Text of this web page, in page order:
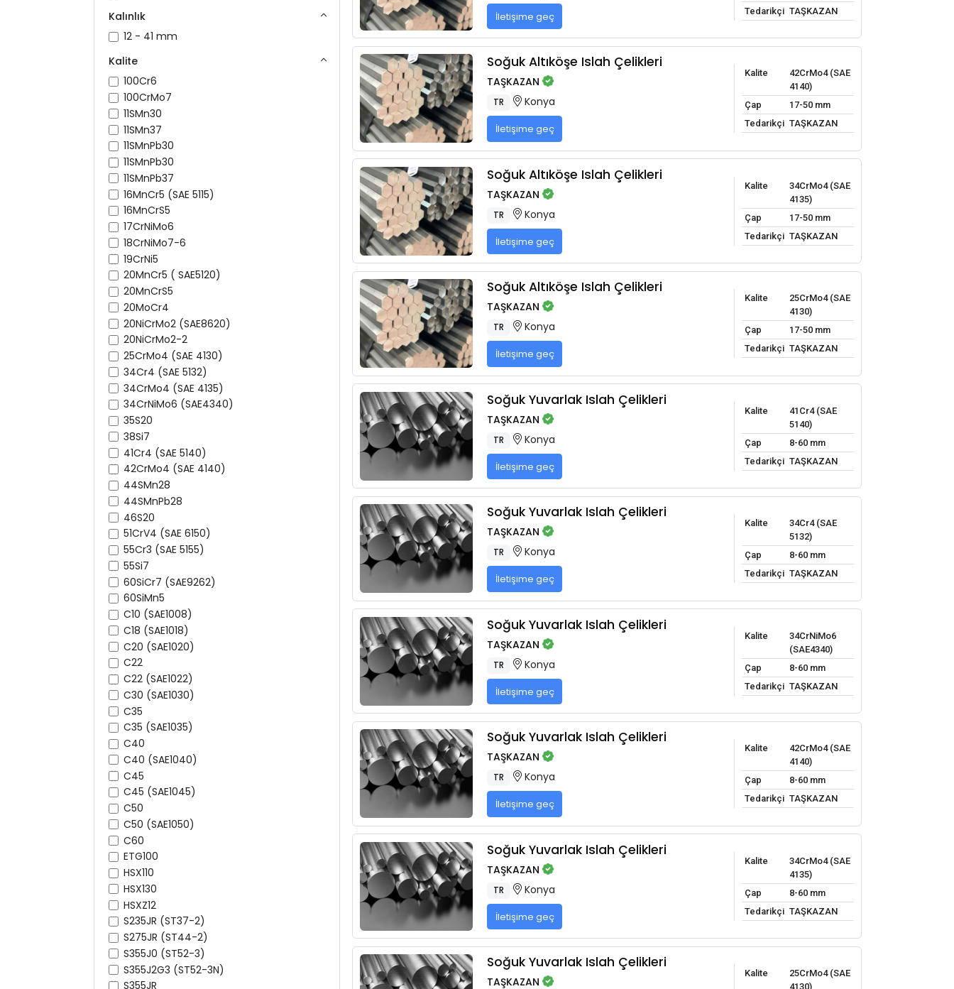
Kalınlık
12 - 41 mm
Kalite
100Cr6
100CrMo7
11SMn30
11SMn37
11SMnPb30
11SMnPb30
11SMnPb37
16MnCr5 (SAE 5115)
16MnCrS5
17CrNiMo6
18CrNiMo7-6
19CrNi5
20MnCr5 ( SAE5120)
20MnCrS5
20MoCr4
20NiCrMo2 (SAE8620)
20NiCrMo2-2
25CrMo4 (SAE 4130)
34Cr4 (SAE 5132)
34CrMo4 (SAE 4135)
34CrNiMo6 (SAE4340)
35S20
38Si7
41Cr4 (SAE 5140)
42CrMo4 (SAE 4140)
44SMn28
44SMnPb28
46S20
51CrV4 (SAE 6150)
55Cr3 (SAE 5155)
55Si7
60SiCr7 (SAE9262)
60SiMn5
C10 (SAE1008)
C18 (SAE1018)
C20 (SAE1020)
C22
C22 (SAE1022)
C30 (SAE1030)
C35
C35 (SAE1035)
C40
C40 (SAE1040)
C45
C45 (SAE1045)
C50
C50 (SAE1050)
C60
ETG100
HSX110
HSX130
HSXZ12
S235JR (ST37-2)
S275JR (ST44-2)
S355J0 (ST52-3)
S355J2G3 (ST52-3N)
S355JR
İletişime geç
Tedarikçi TAŞKAZAN
Soğuk Altıköşe Islah Çelikleri
TAŞKAZAN
TR Konya
İletişime geç
Kalite
42CrMo4 (SAE
4140)
Çap
17-50 mm
Tedarikçi TAŞKAZAN
Soğuk Altıköşe Islah Çelikleri
TAŞKAZAN
TR Konya
İletişime geç
Kalite
34CrMo4 (SAE
4135)
Çap
17-50 mm
Tedarikçi TAŞKAZAN
Soğuk Altıköşe Islah Çelikleri
TAŞKAZAN
TR Konya
İletişime geç
Kalite
25CrMo4 (SAE
4130)
Çap
17-50 mm
Tedarikçi TAŞKAZAN
Soğuk Yuvarlak Islah Çelikleri
TAŞKAZAN
TR Konya
İletişime geç
Kalite
41Cr4 (SAE
5140)
Çap
8-60 mm
Tedarikçi TAŞKAZAN
Soğuk Yuvarlak Islah Çelikleri
TAŞKAZAN
TR Konya
İletişime geç
Kalite
34Cr4 (SAE
5132)
Çap
8-60 mm
Tedarikçi TAŞKAZAN
Soğuk Yuvarlak Islah Çelikleri
TAŞKAZAN
TR Konya
İletişime geç
Kalite
34CrNiMo6
(SAE4340)
Çap
8-60 mm
Tedarikçi TAŞKAZAN
Soğuk Yuvarlak Islah Çelikleri
TAŞKAZAN
TR Konya
İletişime geç
Kalite
42CrMo4 (SAE
4140)
Çap
8-60 mm
Tedarikçi TAŞKAZAN
Soğuk Yuvarlak Islah Çelikleri
TAŞKAZAN
TR Konya
İletişime geç
Kalite
34CrMo4 (SAE
4135)
Çap
8-60 mm
Tedarikçi TAŞKAZAN
Soğuk Yuvarlak Islah Çelikleri
TAŞKAZAN
Kalite
25CrMo4 (SAE
4130)